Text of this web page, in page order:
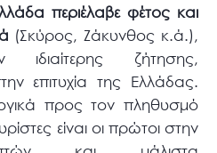
περιέλαβε φέτος και
(Σκύρος, Ζάκυνθος κ.ά.),
ζήτησης,
επιτυχία της Ελλάδας.
προς τον πληθυσμό
είναι οι πρώτοι στην